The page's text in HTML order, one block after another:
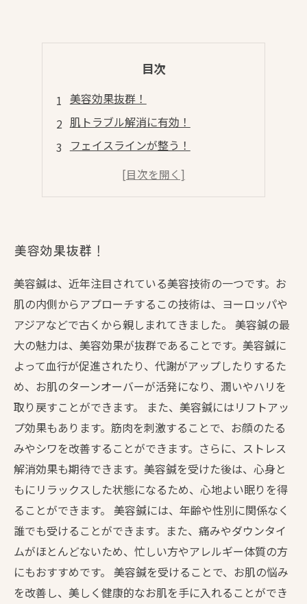
目次
美容効果抜群！
肌トラブル解消に有効！
フェイスラインが整う！
自宅で簡単に♪
美容効果抜群！
美容鍼は、近年注目されている美容技術の一つです。お
肌の内側からアプローチするこの技術は、ヨーロッパや
アジアなどで古くから親しまれてきました。 美容鍼の最
大の魅力は、美容効果が抜群であることです。美容鍼に
よって血行が促進されたり、代謝がアップしたりするた
め、お肌のターンオーバーが活発になり、潤いやハリを
取り戻すことができます。 また、美容鍼にはリフトアッ
プ効果もあります。筋肉を刺激することで、お顔のたる
みやシワを改善することができます。さらに、ストレス
解消効果も期待できます。美容鍼を受けた後は、心身と
もにリラックスした状態になるため、心地よい眠りを得
ることができます。 美容鍼には、年齢や性別に関係なく
誰でも受けることができます。また、痛みやダウンタイ
ムがほとんどないため、忙しい方やアレルギー体質の方
にもおすすめです。 美容鍼を受けることで、お肌の悩み
を改善し、美しく健康的なお肌を手に入れることができ